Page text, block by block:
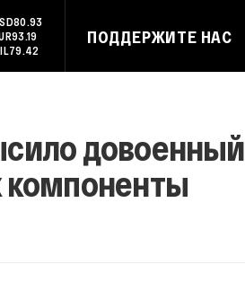
80.93
93.19
79.42
ПОДДЕРЖИТЕ НАС
довоенный
компоненты